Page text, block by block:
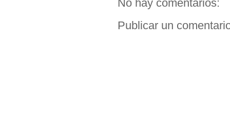
No hay comentarios:
Publicar un